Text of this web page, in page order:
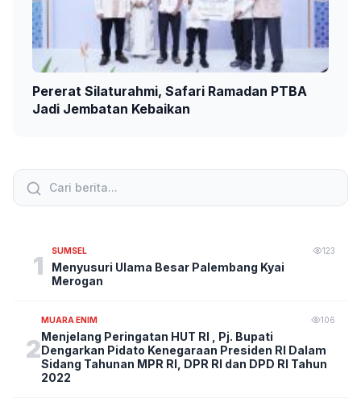
Pererat Silaturahmi, Safari Ramadan PTBA
Jadi Jembatan Kebaikan
1
SUMSEL 123
Menyusuri Ulama Besar Palembang Kyai
Merogan
2
MUARA ENIM 106
Menjelang Peringatan HUT RI , Pj. Bupati
Dengarkan Pidato Kenegaraan Presiden RI Dalam
Sidang Tahunan MPR RI, DPR RI dan DPD RI Tahun
2022